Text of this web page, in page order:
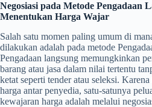
Negosiasi pada Metode Pengadaan
Menentukan Harga Wajar
Salah satu momen paling umum di
dilakukan adalah pada metode
Pengadaan langsung memungkinkan
barang atau jasa dalam nilai tertentu
ketat seperti tender atau seleksi.
harga antar penyedia, satu-satunya
kewajaran harga adalah melalui